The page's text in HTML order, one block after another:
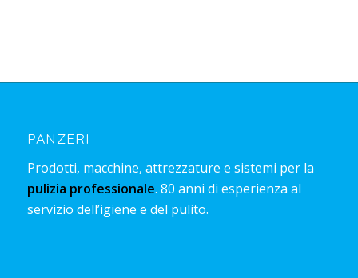
PANZERI
Prodotti, macchine, attrezzature e sistemi per la
pulizia professionale. 80 anni di esperienza al
servizio dell’igiene e del pulito.